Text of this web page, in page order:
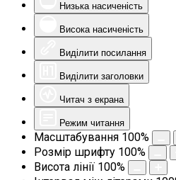
Низька насиченість
Висока насиченість
Виділити посилання
Виділити заголовки
Читач з екрана
Режим читання
Масштабування 100%
Розмір шрифту 100%
Висота лінії 100%